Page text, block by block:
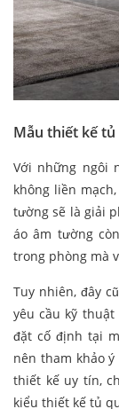
Mẫu thiết kế
Với những ngôi
không liền
tường sẽ là giải
áo âm tường
trong phòng mà
Tuy nhiên, đây
yêu cầu kỹ
đặt cố định tại
nên tham khảo
thiết kế uy tín,
kiểu thiết kế tủ